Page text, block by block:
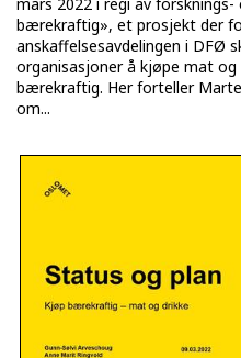
bærekraftig», et prosjekt der
anskaffelsesavdelingen i DFØ
organisasjoner å kjøpe mat
bærekraftig. Her forteller
om...